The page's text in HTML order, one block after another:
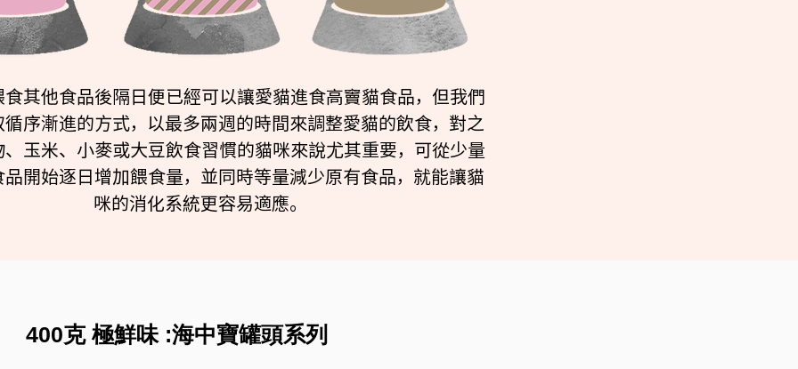
其他食品後隔日便已經可以讓愛貓進食高竇貓食品，但我們
序漸進的方式，以最多兩週的時間來調整愛貓的飲食，對之
玉米、小麥或大豆飲食習慣的貓咪來說尤其重要，可從少量
品開始逐日增加餵食量，並同時等量減少原有食品，就能讓貓
咪的消化系統更容易適應。
400克 極鮮味 :海中寶罐頭系列